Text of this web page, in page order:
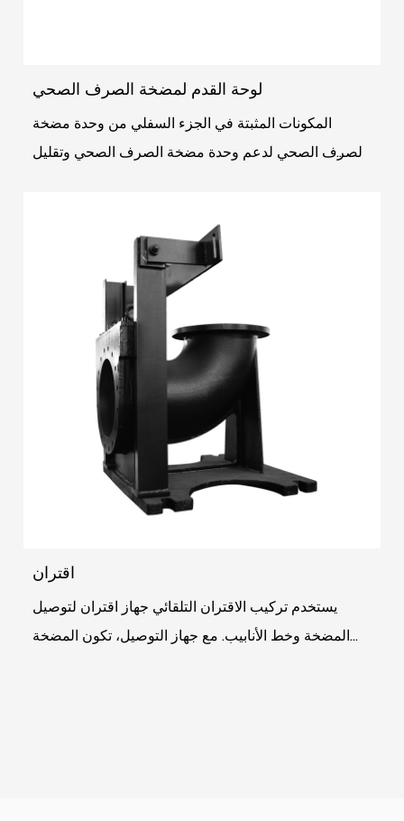
لوحة القدم لمضخة الصرف الصحي
المكونات المثبتة في الجزء السفلي من وحدة مضخة
الصرف الصحي لدعم وحدة مضخة الصرف الصحي وتقليل
اقتران
يستخدم تركيب الاقتران التلقائي جهاز اقتران لتوصيل
المضخة وخط الأنابيب. مع جهاز التوصيل، تكون المضخة